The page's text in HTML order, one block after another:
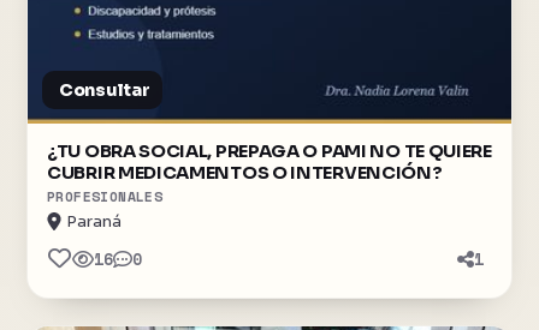
Consultar
¿TU OBRA SOCIAL, PREPAGA O PAMI NO TE QUIERE
CUBRIR MEDICAMENTOS O INTERVENCIÓN?
PROFESIONALES
Paraná
16 0 1